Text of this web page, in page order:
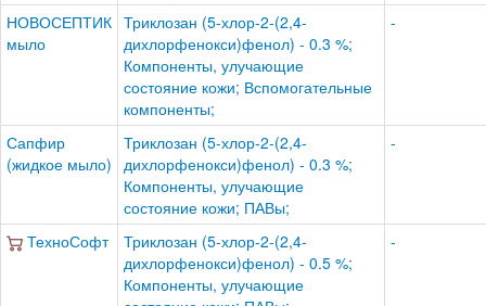
НОВОСЕПТИК
мыло
Триклозан (5-хлор-2-(2,4-
дихлорфенокси)фенол) - 0.3 %;
Компоненты, улучающие
состояние кожи; Вспомогательные
компоненты;
-
Сапфир
(жидкое мыло)
Триклозан (5-хлор-2-(2,4-
дихлорфенокси)фенол) - 0.3 %;
Компоненты, улучающие
состояние кожи; ПАВы;
-
ТехноСофт
Триклозан (5-хлор-2-(2,4-
дихлорфенокси)фенол) - 0.5 %;
Компоненты, улучающие
-